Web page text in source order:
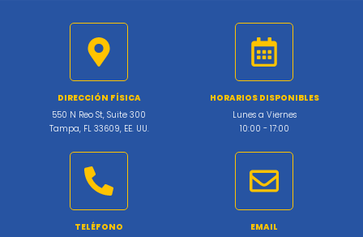
DIRECCIÓN FÍSICA
550 N Reo St, Suite 300
Tampa, FL 33609, EE. UU.
HORARIOS DISPONIBLES
Lunes a Viernes
10:00 - 17:00
TELÉFONO
EMAIL